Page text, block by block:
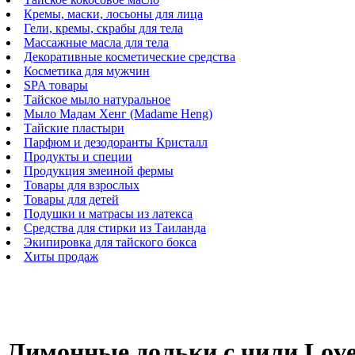
Кремы, маски, лосьоны для лица
Гели, кремы, скрабы для тела
Массажные масла для тела
Декоративные косметические средства
Косметика для мужчин
SPA товары
Тайское мыло натуральное
Мыло Мадам Хенг (Madame Heng)
Тайские пластыри
Парфюм и дезодоранты Кристалл
Продукты и специи
Продукция змеиной фермы
Товары для взрослых
Товары для детей
Подушки и матрасы из латекса
Средства для стирки из Таиланда
Экипировка для тайского бокса
Хиты продаж